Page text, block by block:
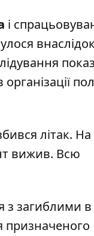
і
внаслідок
літак.
вижив. Всю
з загиблими в
призначеного